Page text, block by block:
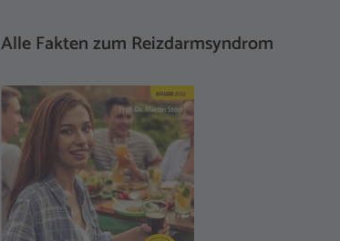
Alle Fakten zum Reizdarmsyndrom